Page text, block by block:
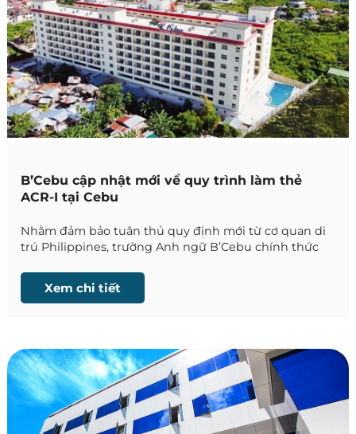
B’Cebu cập nhật mới về quy trình làm thẻ
ACR-I tại Cebu
Nhằm đảm bảo tuân thủ quy định mới từ cơ quan di
trú Philippines, trường Anh ngữ B’Cebu chính thức
ký thẻ ACR-I dành cho học viên quốc tế lưu trú trên
59 ngày.
Xem chi tiết